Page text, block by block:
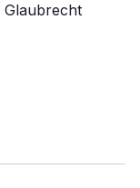
Glaubrecht